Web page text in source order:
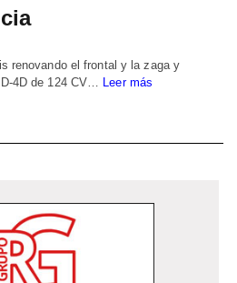
renovando el frontal y la zaga y
4D de 124 CV… Leer más